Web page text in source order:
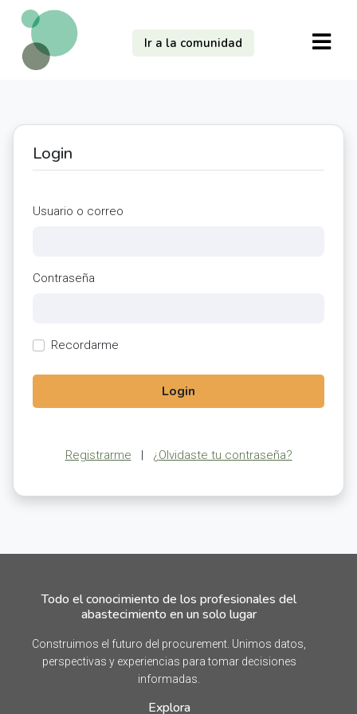
Ir a la comunidad
Login
Usuario o correo
Contraseña
Recordarme
Login
Registrarme | ¿Olvidaste tu contraseña?
Todo el conocimiento de los profesionales del
abastecimiento en un solo lugar
Construimos el futuro del procurement. Unimos datos,
perspectivas y experiencias para tomar decisiones
informadas.
Explora